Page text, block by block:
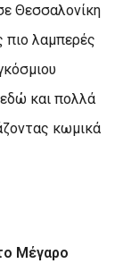
Θεσσαλονίκη
πιο λαμπερές
εδώ και πολλά
κωμικά
Μέγαρο